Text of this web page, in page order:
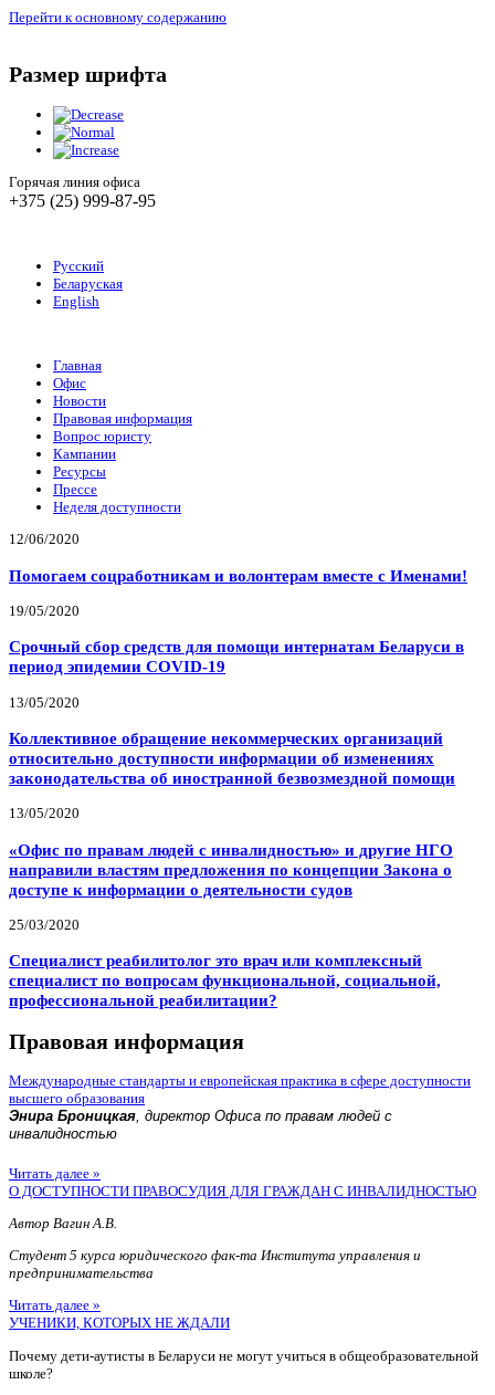
Перейти к основному содержанию
Размер шрифта
Горячая линия офиса
+375 (25) 999-87-95
Русский
Беларуская
English
Главная
Офис
Новости
Правовая информация
Вопрос юристу
Кампании
Ресурсы
Прессе
Неделя доступности
12/06/2020
Помогаем соцработникам и волонтерам вместе с Именами!
19/05/2020
Срочный сбор средств для помощи интернатам Беларуси в
период эпидемии COVID-19
13/05/2020
Коллективное обращение некоммерческих организаций
относительно доступности информации об изменениях
законодательства об иностранной безвозмездной помощи
13/05/2020
«Офис по правам людей с инвалидностью» и другие НГО
направили властям предложения по концепции Закона о
доступе к информации о деятельности судов
25/03/2020
Специалист реабилитолог это врач или комплексный
специалист по вопросам функциональной, социальной,
профессиональной реабилитации?
Правовая информация
Международные стандарты и европейская практика в сфере доступности
высшего образования
Энира Броницкая, директор Офиса по правам людей с
инвалидностью
Читать далее »
О ДОСТУПНОСТИ ПРАВОСУДИЯ ДЛЯ ГРАЖДАН С ИНВАЛИДНОСТЬЮ
Автор Вагин А.В.
Студент 5 курса юридического фак-та Института управления и
предпринимательства
Читать далее »
УЧЕНИКИ, КОТОРЫХ НЕ ЖДАЛИ
Почему дети-аутисты в Беларуси не могут учиться в общеобразовательной
школе?